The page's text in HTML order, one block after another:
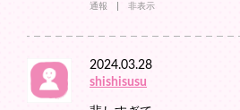
通報 非表示
2024.03.28
shishisusu